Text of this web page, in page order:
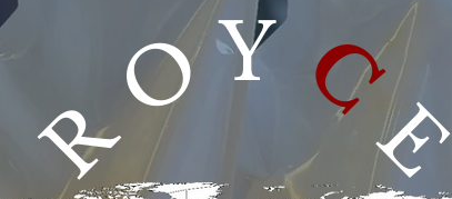
R
OY C
E